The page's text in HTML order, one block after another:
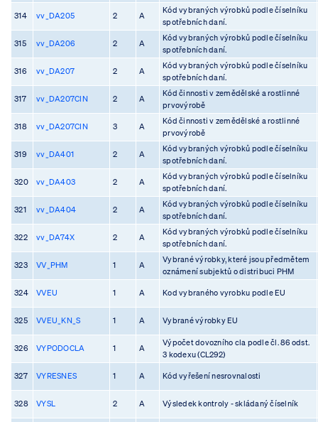
314 vv_DA205 2 A
Kód vybraných výrobků podle číselníku
spotřebních daní.
315 vv_DA206 2 A
Kód vybraných výrobků podle číselníku
spotřebních daní.
316 vv_DA207 2 A
Kód vybraných výrobků podle číselníku
spotřebních daní.
317 vv_DA207CIN 2 A
Kód činnosti v zemědělské a rostlinné
prvovýrobě
318 vv_DA207CIN 3 A
Kód činnosti v zemědělské a rostlinné
prvovýrobě
319 vv_DA401 2 A
Kód vybraných výrobků podle číselníku
spotřebních daní.
320 vv_DA403 2 A
Kód vybraných výrobků podle číselníku
spotřebních daní.
321 vv_DA404 2 A
Kód vybraných výrobků podle číselníku
spotřebních daní.
322 vv_DA74X 2 A
Kód vybraných výrobků podle číselníku
spotřebních daní.
323 VV_PHM 1 A
Vybrané výrobky, které jsou předmětem
oznámení subjektů o distribuci PHM
324 VVEU 1 A Kod vybraného vyrobku podle EU
325 VVEU_KN_S 1 A Vybrané výrobky EU
326 VYPODOCLA 1 A
Výpočet dovozního cla podle čl. 86 odst.
3 kodexu (CL292)
327 VYRESNES 1 A Kód vyřešení nesrovnalosti
328 VYSL 2 A Výsledek kontroly - skládaný číselník